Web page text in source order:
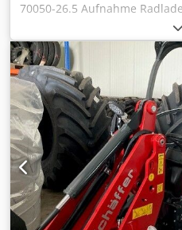
70050-26.5 Aufnahme
T / Umrüstteile Fremdgeräte
Getriebe 40 km/h /
Feststellraste elekt. für
Zentralschmieranlag Crodpjt